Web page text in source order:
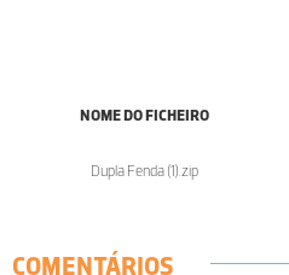
NOME DO FICHEIRO
Dupla Fenda (1).zip
COMENTÁRIOS